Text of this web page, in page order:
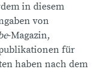
in diesem
von
-Magazin,
für
haben nach dem